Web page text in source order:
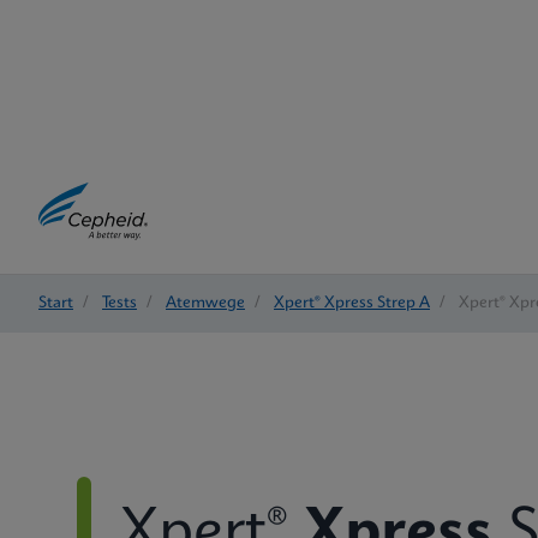
Start / Tests / Atemwege / Xpert® Xpress Strep A / Xpert®